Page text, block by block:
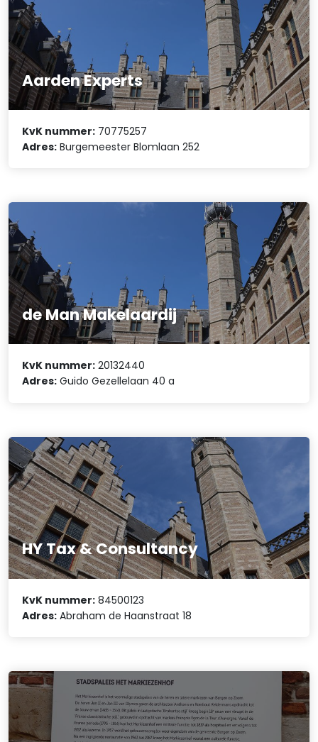
Aarden Experts
KvK nummer: 70775257
Adres: Burgemeester Blomlaan 252
de Man Makelaardij
KvK nummer: 20132440
Adres: Guido Gezellelaan 40 a
HY Tax & Consultancy
KvK nummer: 84500123
Adres: Abraham de Haanstraat 18